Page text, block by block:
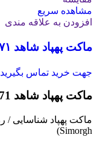
مشاهده سریع
افزودن به علاقه مندی
ماکت پهپاد شاهد ۱۷۱ سیمرغ
جهت خرید تماس بگیرید
ماکت پهپاد شاهد 171 سیمرغ
Simorgh)